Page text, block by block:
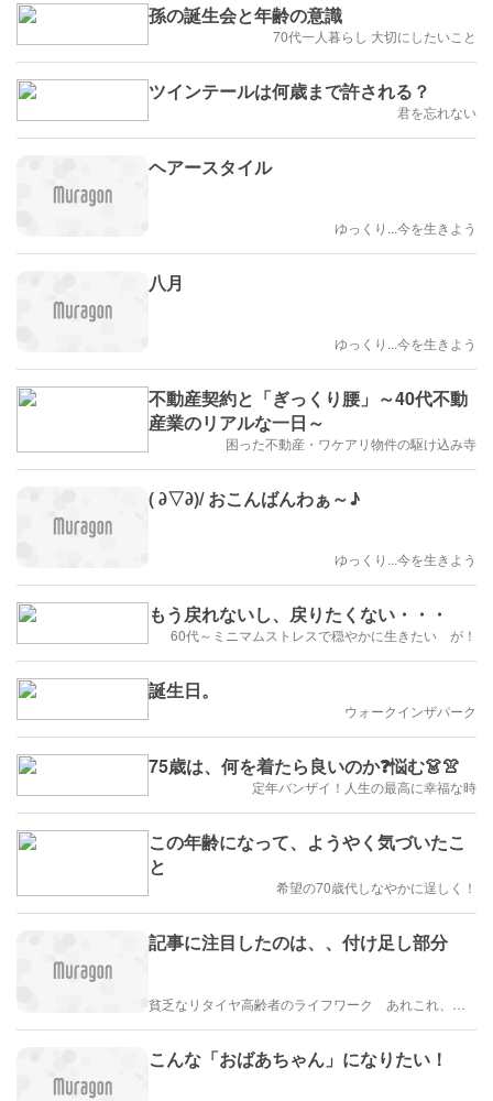
孫の誕生会と年齢の意識
70代一人暮らし 大切にしたいこと
ツインテールは何歳まで許される？
君を忘れない
ヘアースタイル
ゆっくり...今を生きよう
八月
ゆっくり...今を生きよう
不動産契約と「ぎっくり腰」～40代不動
産業のリアルな一日～
困った不動産・ワケアリ物件の駆け込み寺
( ∂▽∂)/ おこんばんわぁ～♪
ゆっくり...今を生きよう
もう戻れないし、戻りたくない・・・
60代～ミニマムストレスで穏やかに生きたい が！
誕生日。
ウォークインザパーク
75歳は、何を着たら良いのか❓悩む👗👚
定年バンザイ！人生の最高に幸福な時
この年齢になって、ようやく気づいたこ
と
希望の70歳代しなやかに逞しく！
記事に注目したのは、、付け足し部分
こんな「おばあちゃん」になりたい！